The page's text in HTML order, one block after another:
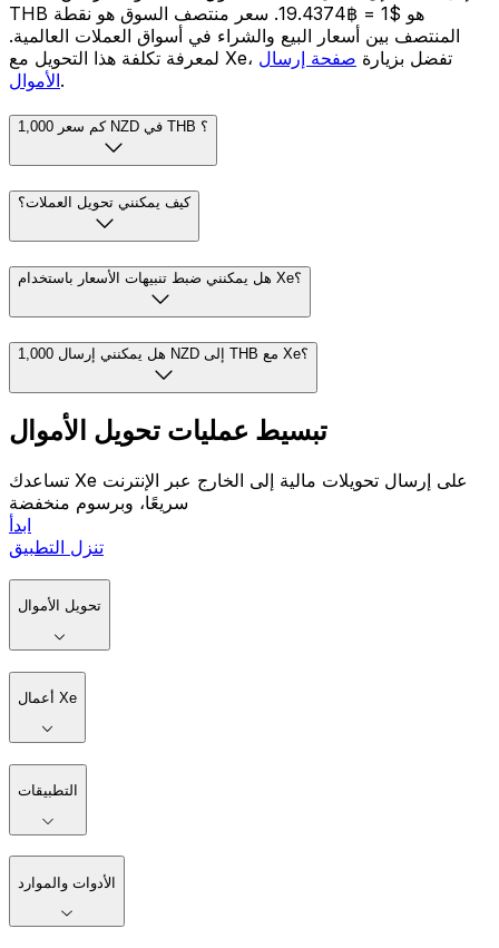
THB هو $1 = ฿19.4374. سعر منتصف السوق هو نقطة
المنتصف بين أسعار البيع والشراء في أسواق العملات العالمية.
لمعرفة تكلفة هذا التحويل مع Xe، تفضل بزيارة صفحة إرسال
الأموال.
كم سعر 1,000 NZD في THB ؟
كيف يمكنني تحويل العملات؟
هل يمكنني ضبط تنبيهات الأسعار باستخدام Xe؟
هل يمكنني إرسال 1,000 NZD إلى THB مع Xe؟
تبسيط عمليات تحويل الأموال
تساعدك Xe على إرسال تحويلات مالية إلى الخارج عبر الإنترنت
سريعًا، وبرسوم منخفضة
ابدأ
تنزل التطبيق
تحويل الأموال
أعمال Xe
التطبيقات
الأدوات والموارد